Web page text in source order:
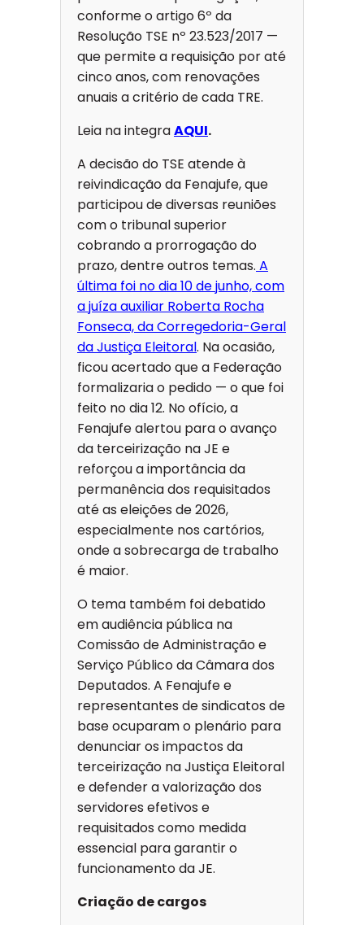
conforme o artigo 6º da
Resolução TSE nº 23.523/2017 —
que permite a requisição por até
cinco anos, com renovações
anuais a critério de cada TRE.
Leia na integraAQUI.
A decisão do TSE atende à
reivindicação da Fenajufe, que
participou de diversas reuniões
com o tribunal superior
cobrando a prorrogação do
prazo, dentre outros temas. A
última foi no dia 10 de junho, com
a juíza auxiliar Roberta Rocha
Fonseca, da Corregedoria-Geral
da Justiça Eleitoral. Na ocasião,
ficou acertado que a Federação
formalizaria o pedido — o que foi
feito no dia 12. No ofício, a
Fenajufe alertou para o avanço
da terceirização na JE e
reforçou a importância da
permanência dos requisitados
até as eleições de 2026,
especialmente nos cartórios,
onde a sobrecarga de trabalho
é maior.
O tema também foi debatido
em audiência pública na
Comissão de Administração e
Serviço Público da Câmara dos
Deputados. A Fenajufe e
representantes de sindicatos de
base ocuparam o plenário para
denunciar os impactos da
terceirização na Justiça Eleitoral
e defender a valorização dos
servidores efetivos e
requisitados como medida
essencial para garantir o
funcionamento da JE.
Criação de cargos